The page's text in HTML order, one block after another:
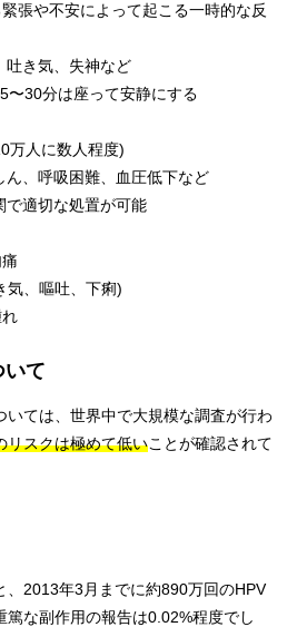
張や不安によって起こる一時的な反
吐き気、失神など
〜30分は座って安静にする
万人に数人程度)
ん、呼吸困難、血圧低下など
で適切な処置が可能
気、嘔吐、下痢)
いて
いては、世界中で大規模な調査が行わ
リスクは極めて低いことが確認されて
、2013年3月までに約890万回のHPV
篤な副作用の報告は0.02%程度でし